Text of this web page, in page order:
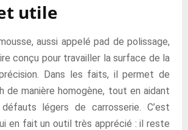
utile
aussi appelé pad de polissage,
conçu pour travailler la surface de la
Dans les faits, il permet de
de manière homogène, tout en aidant
légers de carrosserie. C’est
en fait un outil très apprécié : il reste